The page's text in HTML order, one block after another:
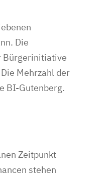
Die
Bürgerinitiative
Mehrzahl der
BI-Gutenberg.
Zeitpunkt
stehen